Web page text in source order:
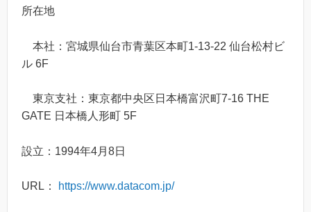
所在地
本社：宮城県仙台市青葉区本町1-13-22 仙台松村ビ
ル 6F
東京支社：東京都中央区日本橋富沢町7-16 THE
GATE 日本橋人形町 5F
設立：1994年4月8日
URL： https://www.datacom.jp/